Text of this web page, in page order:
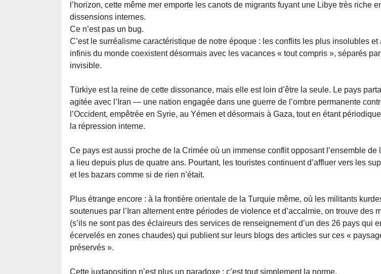
l’horizon, cette même mer emporte les canots de migrants fuyant une Libye très riche
dissensions internes.
Ce n’est pas un bug.
C’est le surréalisme caractéristique de notre époque : les conflits les plus insolubles et
infinis du monde coexistent désormais avec les vacances « tout compris », séparés
invisible.
Türkiye est la reine de cette dissonance, mais elle est loin d’être la seule. Le pays
agitée avec l’Iran — une nation engagée dans une guerre de l’ombre permanente
l’Occident, empêtrée en Syrie, au Yémen et désormais à Gaza, tout en étant
la répression interne.
Ce pays est aussi proche de la Crimée où un immense conflit opposant l’ensemble de
a lieu depuis plus de quatre ans. Pourtant, les touristes continuent d’affluer vers les
et les bazars comme si de rien n’était.
Plus étrange encore : à la frontière orientale de la Turquie même, où les militants
soutenues par l’Iran alternent entre périodes de violence et d’accalmie, on trouve des
(s’ils ne sont pas des éclaireurs des services de renseignement d’un des 26 pays qui
écervelés en zones chaudes) qui publient sur leurs blogs des articles sur ces «
préservés ».
Cette juxtaposition n’est plus un paradoxe ; c’est tout simplement la norme.